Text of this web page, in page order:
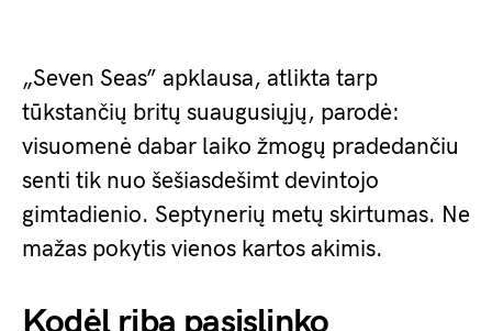
„Seven Seas” apklausa, atlikta tarp
tūkstančių britų suaugusiųjų, parodė:
visuomenė dabar laiko žmogų pradedančiu
senti tik nuo šešiasdešimt devintojo
gimtadienio. Septynerių metų skirtumas. Ne
mažas pokytis vienos kartos akimis.